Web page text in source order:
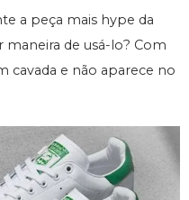
a peça mais hype da
de usá-lo? Com
cavada e não aparece no